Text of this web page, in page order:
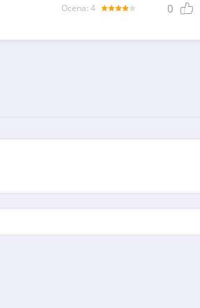
Оcena: 4 0